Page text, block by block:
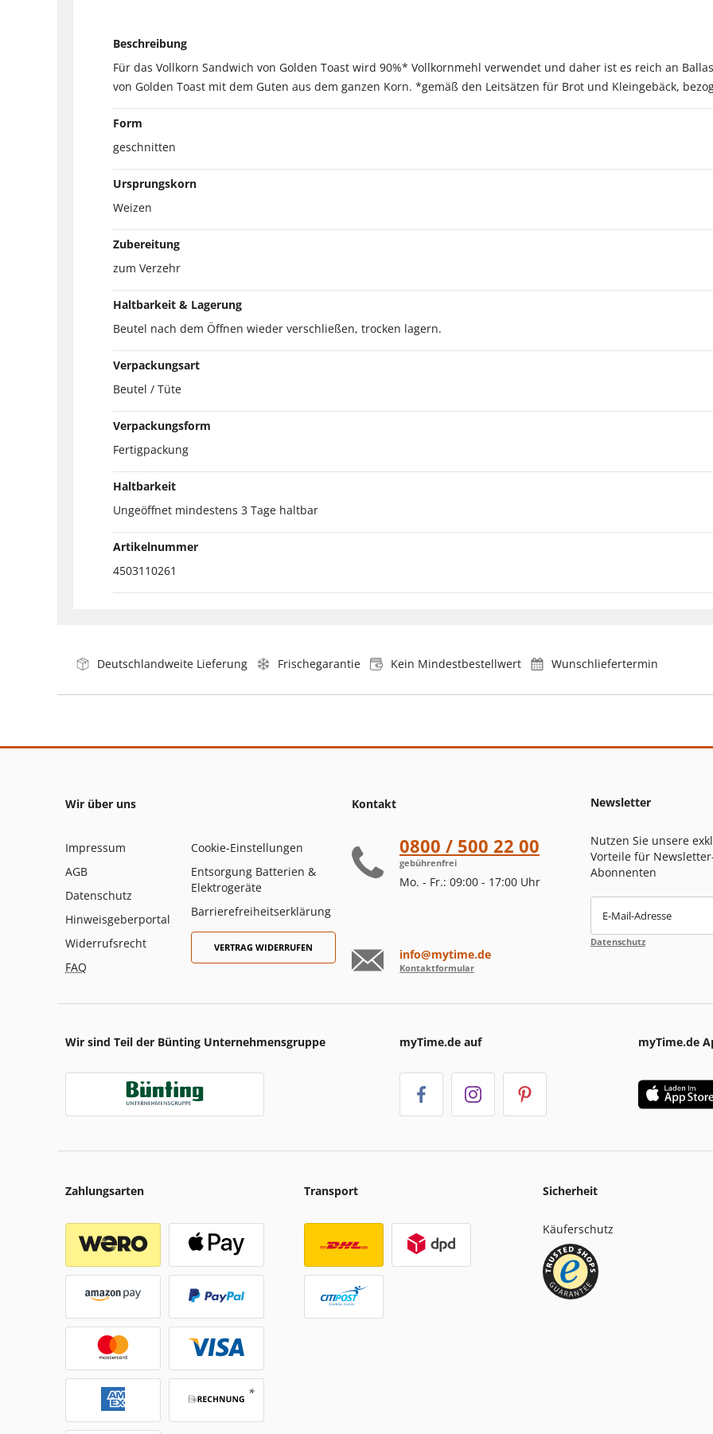
Beschreibung
Für das Vollkorn Sandwich von Golden Toast wird 90%* Vollkornmehl verwendet und daher ist es reich an
von Golden Toast mit dem Guten aus dem ganzen Korn. *gemäß den Leitsätzen für Brot und Kleingebäck,
Form
geschnitten
Ursprungskorn
Weizen
Zubereitung
zum Verzehr
Haltbarkeit & Lagerung
Beutel nach dem Öffnen wieder verschließen, trocken lagern.
Verpackungsart
Beutel / Tüte
Verpackungsform
Fertigpackung
Haltbarkeit
Ungeöffnet mindestens 3 Tage haltbar
Artikelnummer
4503110261
Deutschlandweite Lieferung Frischegarantie Kein Mindestbestellwert Wunschliefertermin
Wir über uns
Impressum
AGB
Datenschutz
Hinweisgeberportal
Widerrufsrecht
FAQ
Cookie-Einstellungen
Entsorgung Batterien &
Elektrogeräte
Barrierefreiheitserklärung
VERTRAG WIDERRUFEN
Kontakt
0800 / 500 22 00
gebührenfrei
Mo. - Fr.: 09:00 - 17:00 Uhr
info@mytime.de
Kontaktformular
Newsletter
Nutzen Sie unsere
Vorteile für
Abonnenten
E-Mail-Adresse
Datenschutz
Wir sind Teil der Bünting Unternehmensgruppe myTime.de auf myTime.de
Zahlungsarten Transport Sicherheit
Käuferschutz